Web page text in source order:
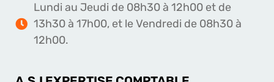
Lundi au Jeudi de 08h30 à 12h00 et de
13h30 à 17h00, et le Vendredi de 08h30 à
12h00.